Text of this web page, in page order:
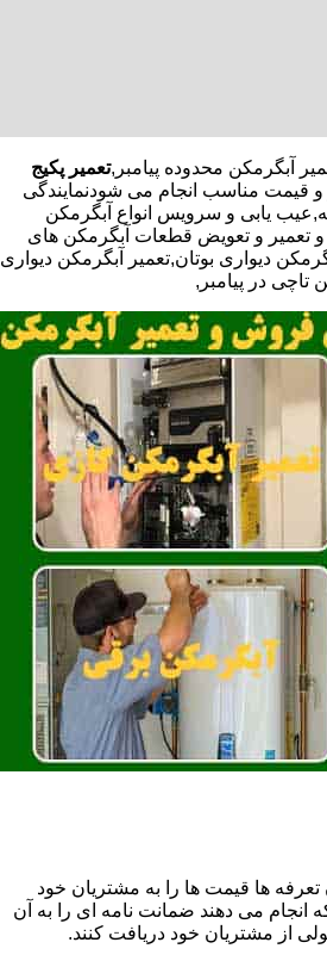
تعمیر پکیج
و قیمت مناسب انجام می شودنمایندگی
یابی و سرویس انواع آبگرمکن
و تعمیر و تعویض قطعات آبگرمکن های
دیواری بوتان,تعمیر آبگرمکن دیواری
تاچی در پیامبر,
ها قیمت ها را به مشتریان خود
انجام می دهند ضمانت نامه ای را به آن
از مشتریان خود دریافت کنند.